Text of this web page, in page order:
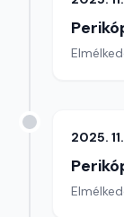
2025.